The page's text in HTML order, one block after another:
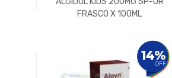
FRASCO X 100ML
14%
OFF